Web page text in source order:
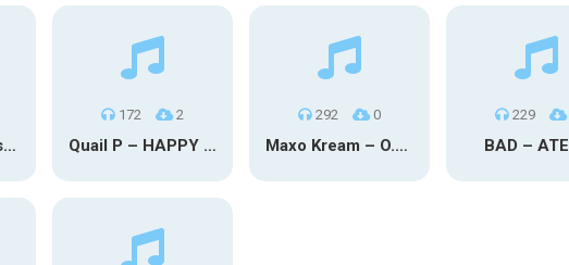
3Breezy – Racks On You
172 2
Quail P – HAPPY TEARS
292 0
Maxo Kream – O.Y.N
229
BAD –